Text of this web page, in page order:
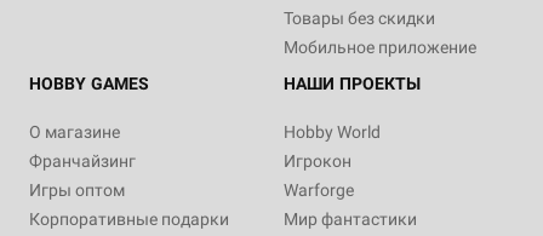
Товары без скидки
Мобильное приложение
HOBBY GAMES
О магазине
Франчайзинг
Игры оптом
Корпоративные подарки
НАШИ ПРОЕКТЫ
Hobby World
Игрокон
Warforge
Мир фантастики